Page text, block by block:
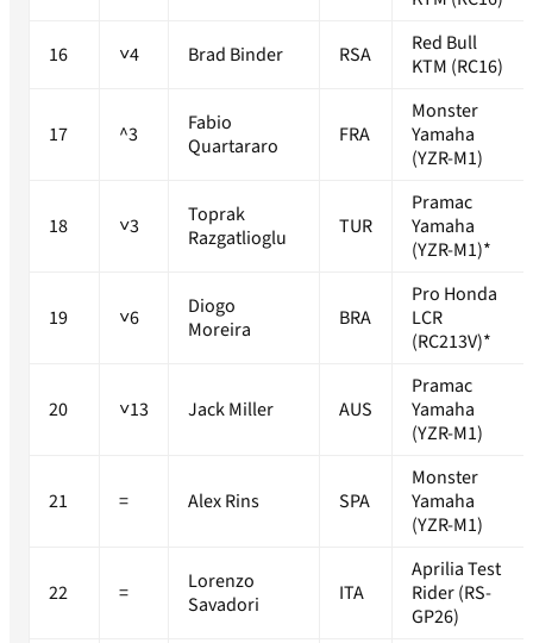
16 ˅4 Brad Binder RSA
Red Bull
KTM (RC16)
17 ^3
Fabio
Quartararo
FRA
Monster
Yamaha
(YZR-M1)
18 ˅3
Toprak
Razgatlioglu
TUR
Pramac
Yamaha
(YZR-M1)*
19 ˅6
Diogo
Moreira
BRA
Pro Honda
LCR
(RC213V)*
20 ˅13 Jack Miller AUS
Pramac
Yamaha
(YZR-M1)
21 = Alex Rins SPA
Monster
Yamaha
(YZR-M1)
22 =
Lorenzo
Savadori
ITA
Aprilia Test
Rider (RS-
GP26)